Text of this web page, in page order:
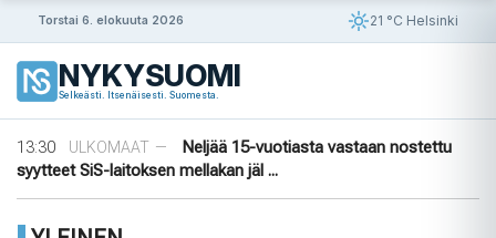
Torstai 6. elokuuta 2026 21 °C Helsinki
NYKYSUOMI
Selkeästi. Itsenäisesti. Suomesta.
sato
14:56
ULKOMAAT —
Puola ja Yhdysvallat neuvottelevat
pysyvistä sotilastukikohdista
13:30
ULKOMAAT —
Neljää 15-vuotiasta vastaan nostettu
syytteet SiS-laitoksen mellakan jäl ...
11:45
Yli 1 000 saksalaista oikeusalan